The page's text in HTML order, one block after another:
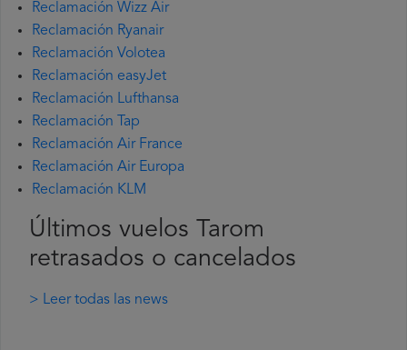
Reclamación Wizz Air
Reclamación Ryanair
Reclamación Volotea
Reclamación easyJet
Reclamación Lufthansa
Reclamación Tap
Reclamación Air France
Reclamación Air Europa
Reclamación KLM
Últimos vuelos Tarom
retrasados o cancelados
> Leer todas las news